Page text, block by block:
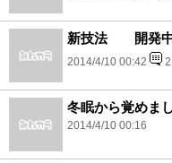
新技法 開発
2014/4/10 00:42 2
冬眠から覚めまし
2014/4/10 00:16